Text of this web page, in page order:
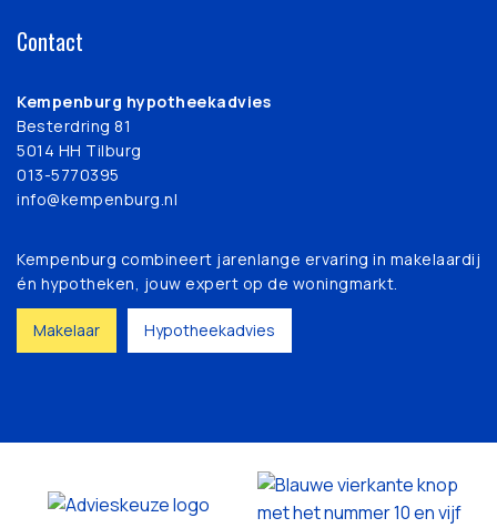
Contact
Kempenburg hypotheekadvies
Besterdring 81
5014 HH Tilburg
013-5770395
info@kempenburg.nl
Kempenburg combineert jarenlange ervaring in makelaardij
én hypotheken, jouw expert op de woningmarkt.
Makelaar Hypotheekadvies